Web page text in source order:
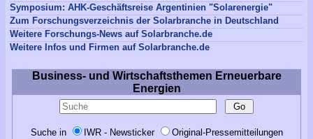
Symposium: AHK-Geschäftsreise Argentinien "Solarenergie"
Zum Forschungsverzeichnis der Solarbranche in Deutschland
Weitere Forschungs-News auf Solarbranche.de
Weitere Infos und Firmen auf Solarbranche.de
Business- und Wirtschaftsthemen Erneuerbare
Energien
Suche in IWR - Newsticker Original-Pressemitteilungen